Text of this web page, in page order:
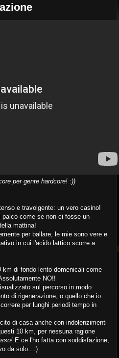
per gente hardcore! :))
e travolgente: un vero casino!
come se non ci fosse un
mattina!
per ballare, le mie sono vere e
in cui l'acido lattico scorre a
di fondo lento domenicali come
NO!!
sul percorso in modo
di rigenerazione, o quello che io
per lunghi periodi tempo in
di casa anche con indolenzimenti
10 km, per nessuna ragione
E ce l'ho fatta con soddisfazione,
da solo.. :)